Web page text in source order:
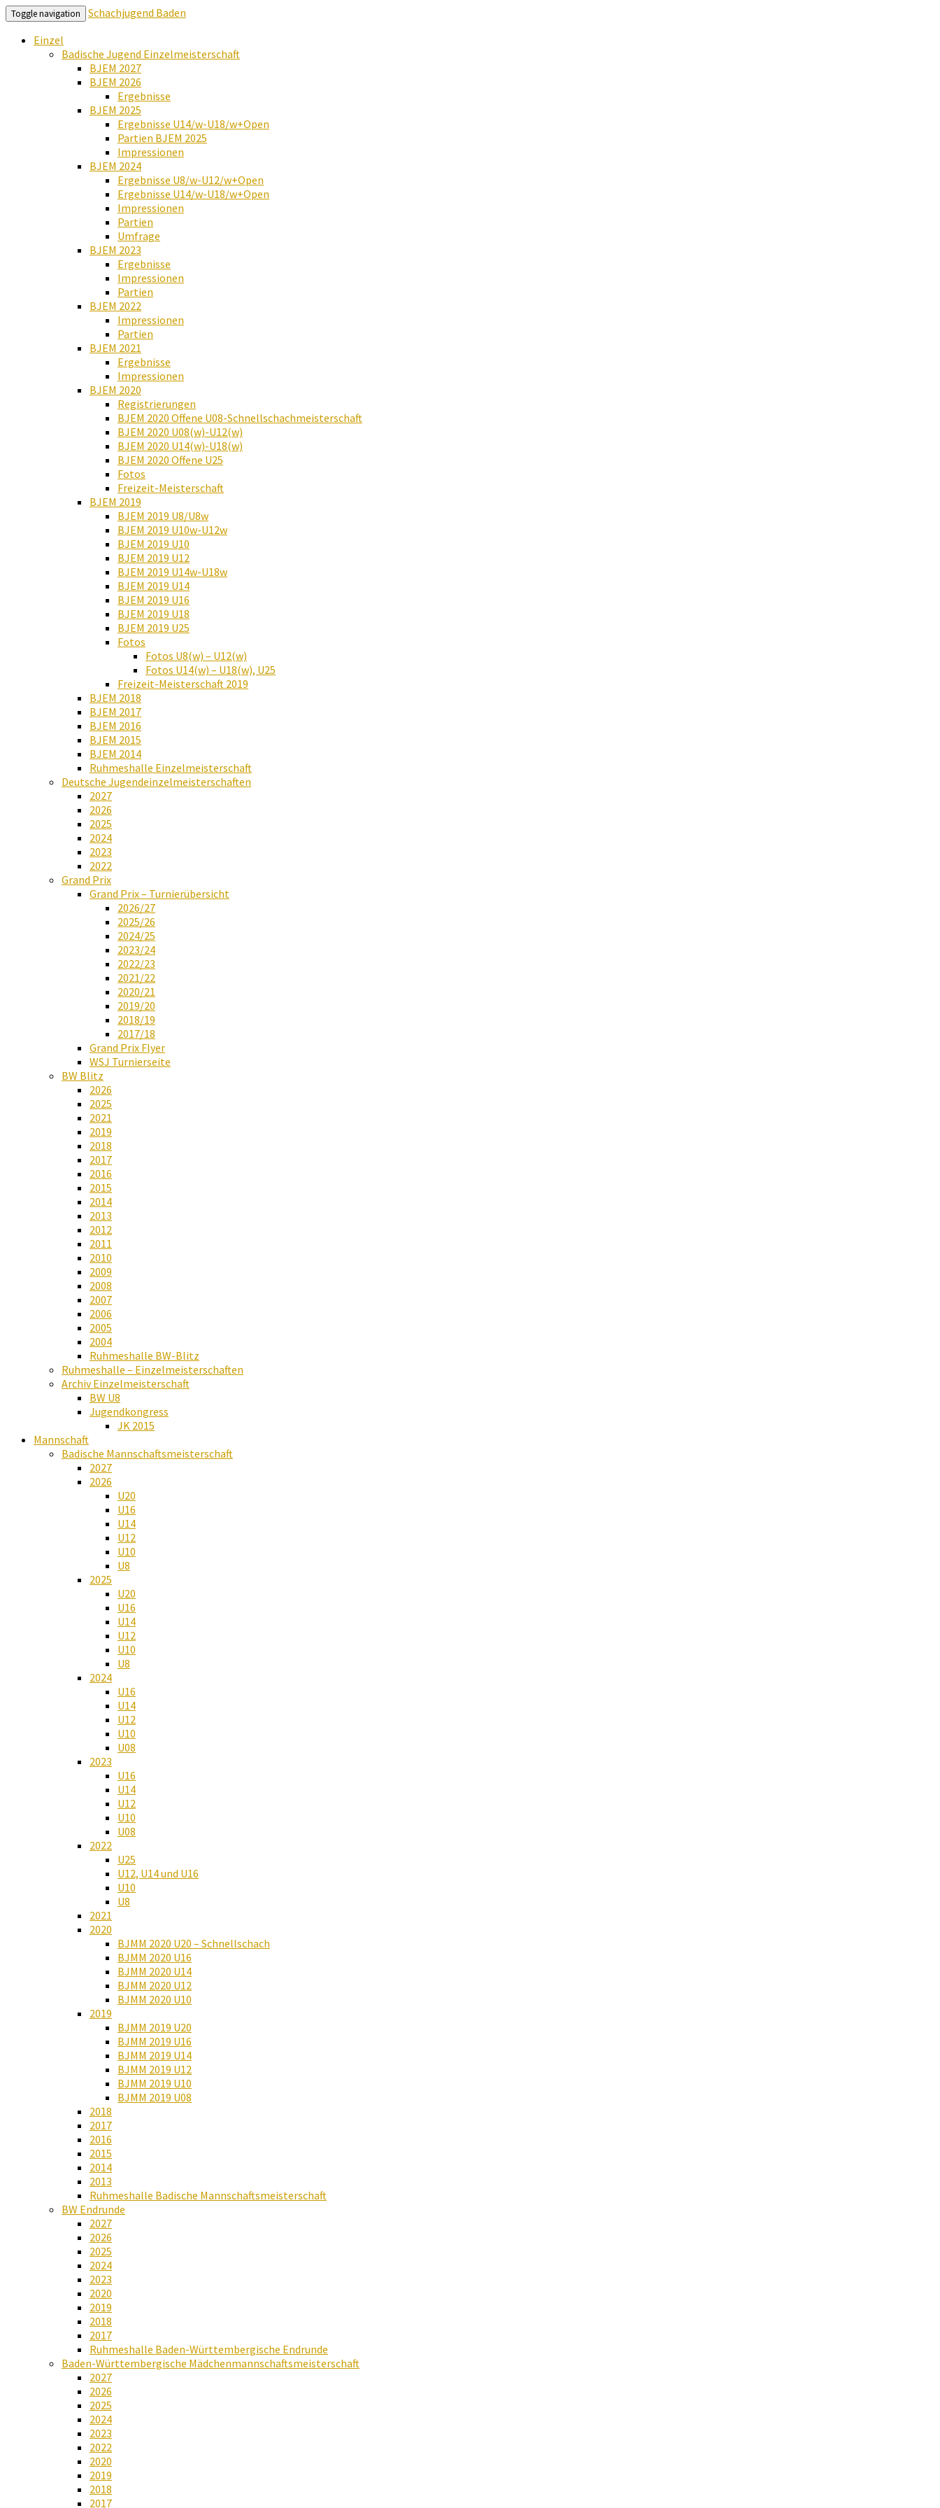
Toggle navigation
Schachjugend Baden
Einzel
Badische Jugend Einzelmeisterschaft
BJEM 2027
BJEM 2026
Ergebnisse
BJEM 2025
Ergebnisse U14/w-U18/w+Open
Partien BJEM 2025
Impressionen
BJEM 2024
Ergebnisse U8/w-U12/w+Open
Ergebnisse U14/w-U18/w+Open
Impressionen
Partien
Umfrage
BJEM 2023
Ergebnisse
Impressionen
Partien
BJEM 2022
Impressionen
Partien
BJEM 2021
Ergebnisse
Impressionen
BJEM 2020
Registrierungen
BJEM 2020 Offene U08-Schnellschachmeisterschaft
BJEM 2020 U08(w)-U12(w)
BJEM 2020 U14(w)-U18(w)
BJEM 2020 Offene U25
Fotos
Freizeit-Meisterschaft
BJEM 2019
BJEM 2019 U8/U8w
BJEM 2019 U10w-U12w
BJEM 2019 U10
BJEM 2019 U12
BJEM 2019 U14w-U18w
BJEM 2019 U14
BJEM 2019 U16
BJEM 2019 U18
BJEM 2019 U25
Fotos
Fotos U8(w) – U12(w)
Fotos U14(w) – U18(w), U25
Freizeit-Meisterschaft 2019
BJEM 2018
BJEM 2017
BJEM 2016
BJEM 2015
BJEM 2014
Ruhmeshalle Einzelmeisterschaft
Deutsche Jugendeinzelmeisterschaften
2027
2026
2025
2024
2023
2022
Grand Prix
Grand Prix – Turnierübersicht
2026/27
2025/26
2024/25
2023/24
2022/23
2021/22
2020/21
2019/20
2018/19
2017/18
Grand Prix Flyer
WSJ Turnierseite
BW Blitz
2026
2025
2021
2019
2018
2017
2016
2015
2014
2013
2012
2011
2010
2009
2008
2007
2006
2005
2004
Ruhmeshalle BW-Blitz
Ruhmeshalle – Einzelmeisterschaften
Archiv Einzelmeisterschaft
BW U8
Jugendkongress
JK 2015
Mannschaft
Badische Mannschaftsmeisterschaft
2027
2026
U20
U16
U14
U12
U10
U8
2025
U20
U16
U14
U12
U10
U8
2024
U16
U14
U12
U10
U08
2023
U16
U14
U12
U10
U08
2022
U25
U12, U14 und U16
U10
U8
2021
2020
BJMM 2020 U20 – Schnellschach
BJMM 2020 U16
BJMM 2020 U14
BJMM 2020 U12
BJMM 2020 U10
2019
BJMM 2019 U20
BJMM 2019 U16
BJMM 2019 U14
BJMM 2019 U12
BJMM 2019 U10
BJMM 2019 U08
2018
2017
2016
2015
2014
2013
Ruhmeshalle Badische Mannschaftsmeisterschaft
BW Endrunde
2027
2026
2025
2024
2023
2020
2019
2018
2017
Ruhmeshalle Baden-Württembergische Endrunde
Baden-Württembergische Mädchenmannschaftsmeisterschaft
2027
2026
2025
2024
2023
2022
2020
2019
2018
2017